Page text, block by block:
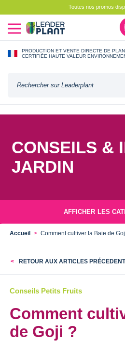
Toutes nos promos
PRODUCTION ET VENTE DIRECTE DE
CERTIFIÉE HAUTE VALEUR
CONSEILS &
JARDIN
AFFICHER LES
Accueil Comment cultiver la Baie de
RETOUR AUX ARTICLES
Conseils Petits Fruits
Comment
de Goji ?